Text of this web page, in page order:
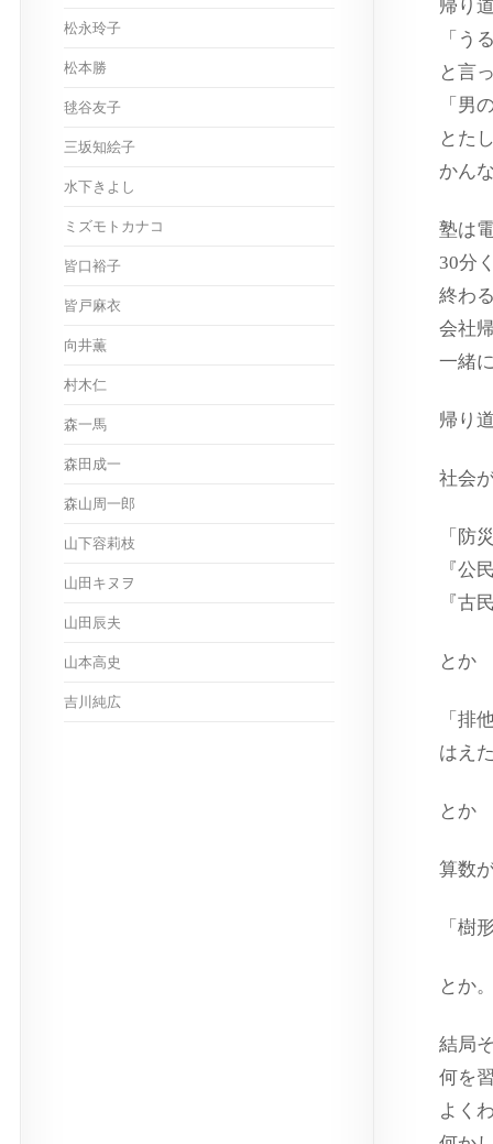
帰り
「う
と言
「男
とた
かん
塾は
30分
終わ
会社
一緒
帰り
社会
「防
『公
『古
とか
「排
はえ
とか
算数
「樹
とか
結局
何を
よく
松永玲子
松本勝
毬谷友子
三坂知絵子
水下きよし
ミズモトカナコ
皆口裕子
皆戸麻衣
向井薫
村木仁
森一馬
森田成一
森山周一郎
山下容莉枝
山田キヌヲ
山田辰夫
山本高史
吉川純広